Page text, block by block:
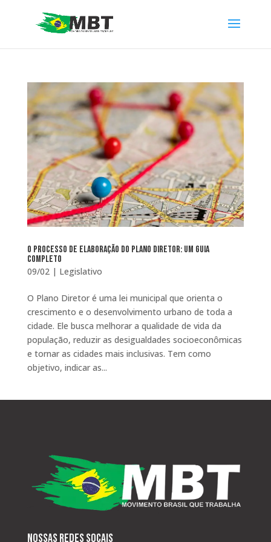
O Processo de Elaboração do Plano Diretor: Um Guia
Completo
09/02| Legislativo
O Plano Diretor é uma lei municipal que orienta o
crescimento e o desenvolvimento urbano de toda a
cidade. Ele busca melhorar a qualidade de vida da
população, reduzir as desigualdades socioeconômicas
e tornar as cidades mais inclusivas. Tem como
objetivo, indicar as...
Nossas redes socais